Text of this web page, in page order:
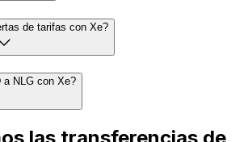
de tarifas con Xe?
a NLG con Xe?